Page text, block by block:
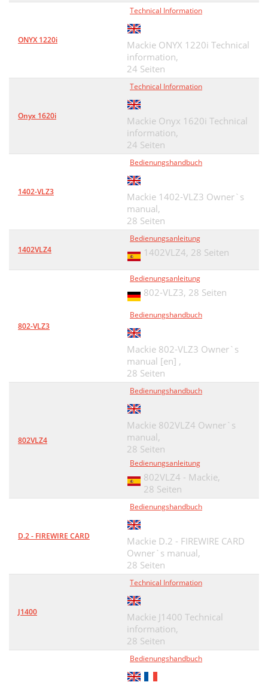
ONYX 1220i
Technical Information
Mackie ONYX 1220i Technical
information,
24 Seiten
Onyx 1620i
Technical Information
Mackie Onyx 1620i Technical
information,
24 Seiten
1402-VLZ3
Bedienungshandbuch
Mackie 1402-VLZ3 Owner`s
manual,
28 Seiten
1402VLZ4
Bedienungsanleitung
1402VLZ4, 28 Seiten
802-VLZ3
Bedienungsanleitung
802-VLZ3, 28 Seiten
Bedienungshandbuch
Mackie 802-VLZ3 Owner`s
manual [en] ,
28 Seiten
802VLZ4
Bedienungshandbuch
Mackie 802VLZ4 Owner`s
manual,
28 Seiten
Bedienungsanleitung
802VLZ4 - Mackie,
28 Seiten
D.2 - FIREWIRE CARD
Bedienungshandbuch
Mackie D.2 - FIREWIRE CARD
Owner`s manual,
28 Seiten
J1400
Technical Information
Mackie J1400 Technical
information,
28 Seiten
Bedienungshandbuch